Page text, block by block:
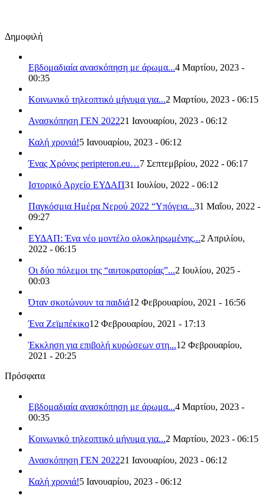
Δημοφιλή
Εβδομαδιαία ανασκόπηση με άρωμα...4 Μαρτίου, 2023 -
00:35
Κοινωνικό τηλεοπτικό μήνυμα για...2 Μαρτίου, 2023 - 06:15
Ανασκόπηση ΓΕΝ 202221 Ιανουαρίου, 2023 - 06:12
Καλή χρονιά!5 Ιανουαρίου, 2023 - 06:12
Ένας Χρόνος peripteron.eu…7 Σεπτεμβρίου, 2022 - 06:17
Ιστορικό Αρχείο ΕΥΔΑΠ31 Ιουλίου, 2022 - 06:12
Παγκόσμια Ημέρα Νερού 2022 “Υπόγεια...31 Μαΐου, 2022 -
09:27
ΕΥΔΑΠ: Ένα νέο μοντέλο ολοκληρωμένης...2 Απριλίου,
2022 - 06:15
Οι δύο πόλεμοι της “αυτοκρατορίας”...2 Ιουλίου, 2025 -
00:03
Όταν σκοτώνουν τα παιδιά12 Φεβρουαρίου, 2021 - 16:56
Ένα Ζεϊμπέκικο12 Φεβρουαρίου, 2021 - 17:13
Έκκληση για επιβολή κυρώσεων στη...12 Φεβρουαρίου,
2021 - 20:25
Πρόσφατα
Εβδομαδιαία ανασκόπηση με άρωμα...4 Μαρτίου, 2023 -
00:35
Κοινωνικό τηλεοπτικό μήνυμα για...2 Μαρτίου, 2023 - 06:15
Ανασκόπηση ΓΕΝ 202221 Ιανουαρίου, 2023 - 06:12
Καλή χρονιά!5 Ιανουαρίου, 2023 - 06:12